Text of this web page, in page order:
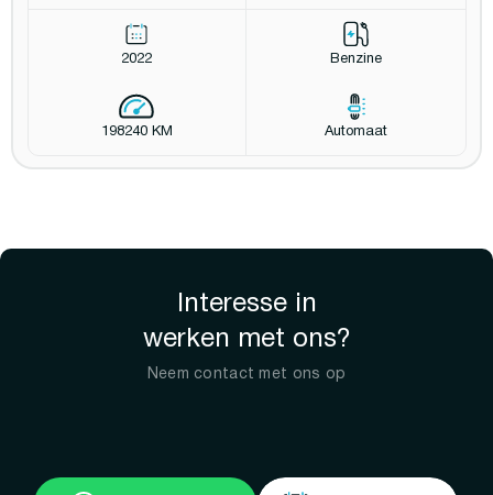
2022 Benzine
198240 KM Automaat
Interesse in
werken met ons?
Neem contact met ons op